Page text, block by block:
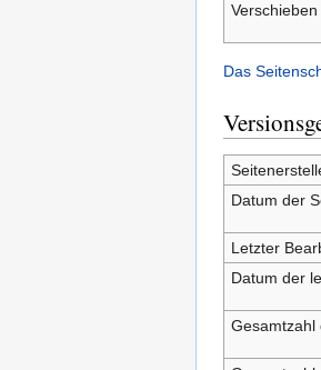
Verschieben
Das
Datum der
Letzter
Datum der
Gesamtzahl